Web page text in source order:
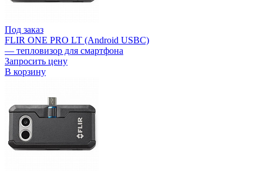
Под заказ
FLIR ONE PRO LT (Android USBC)
— тепловизор для смартфона
Запросить цену
В корзину